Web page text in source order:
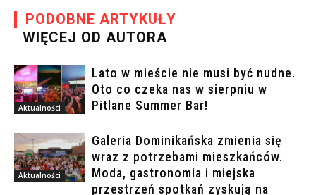
PODOBNE ARTYKUŁY
WIĘCEJ OD AUTORA
Aktualności
Lato w mieście nie musi być nudne.
Oto co czeka nas w sierpniu w
Pitlane Summer Bar!
Aktualności
Galeria Dominikańska zmienia się
wraz z potrzebami mieszkańców.
Moda, gastronomia i miejska
przestrzeń spotkań zyskują na